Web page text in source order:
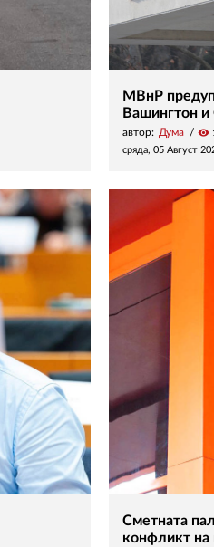
МВнР
Вашингтон
автор: Дума visibility
сряда, 05 Август
Сметната
конфликт на